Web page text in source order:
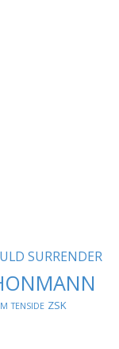
SURRENDER
TENSIDE ZSK